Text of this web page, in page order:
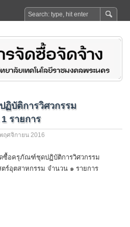
บัติการวิศวกรรม
รายการ
ฤศจิกายน 2016
ซื้อครุภัณฑ์ชุดปฏิบัติการวิศวกรรม
ร์อุตสาหกรรม จำนวน ๑ รายการ